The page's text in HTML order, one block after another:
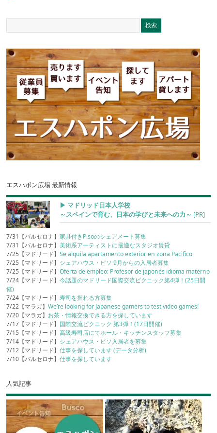
エスハポン広場 最新情報
▶︎ マドリッド日本人学校
～スペインで育む、日本の学びと未来への力～ [PR]
7/31【バルセロナ】家具付きPisoのシェアメート募集
7/31【バルセロナ】美術系アーティストに最適なスタジオ賃貸
7/25【マドリード】Se alquila apartamento exterior en zona Pacifico
7/25【マドリード】 シェアハウス・ピソ 9月からの入居者募集
7/25【マドリード】Oferta de empleo: Profesor de japonés idioma materno
7/24【マドリード】今話題のマドリード国際交流ピクニック第4弾！(25日開
催)
7/24【マドリード】寿司を握れる方募集
7/22【マラガ】We’re looking for Japanese gamers to test video games!
7/20【マラガ】 お茶・情報交換できる方を探しています
7/17【マドリード】 国際交流ピクニック 第3弾！(17日開催)
7/15【マドリード】高級寿司店にてホール・キッチンスタッフ募集
7/14【マドリード】 シェアハウス・ピソ入居者を募集
7/12【マドリード】仕事を探しています (データ分析)
7/10【バルセロナ】仕事を探しています
人気記事